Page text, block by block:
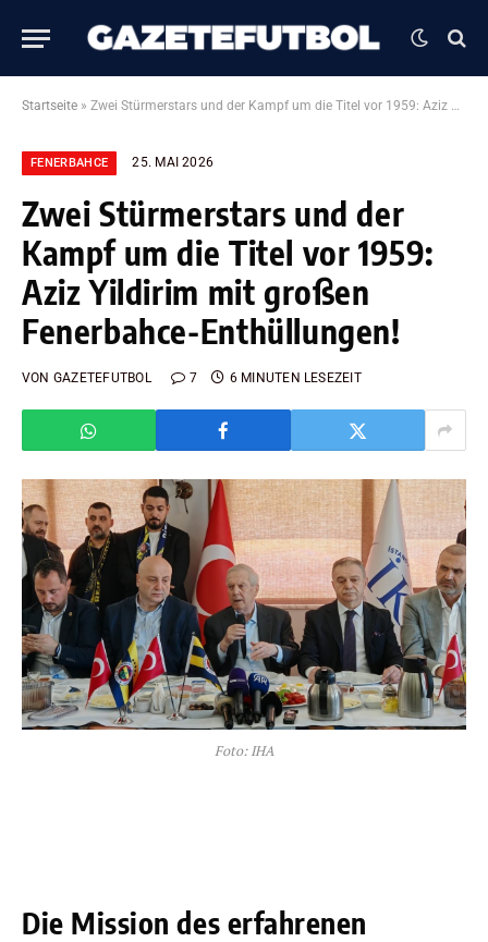
Startseite » Zwei Stürmerstars und der Kampf um die Titel vor 1959: Aziz Yildirim mit großen Fenerbahce-Enthüllungen!
FENERBAHCE 25. MAI 2026
Zwei Stürmerstars und der
Kampf um die Titel vor 1959:
Aziz Yildirim mit großen
Fenerbahce-Enthüllungen!
VON GAZETEFUTBOL 7 6 MINUTEN LESEZEIT
Foto: IHA
Die Mission des erfahrenen